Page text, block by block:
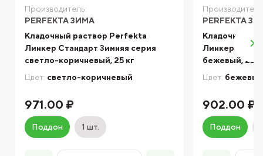
Производитель:
PERFEKTA ЗИМА
Кладочный раствор Perfekta
Линкер Стандарт Зимняя серия
светло-коричневый, 25 кг
Цвет: светло-коричневый
971.00 ₽
Поддон 1 шт.
PERFEKTA
Кладочный
Линкер
бежевый, 25
Цвет:
902.00 ₽
Поддон